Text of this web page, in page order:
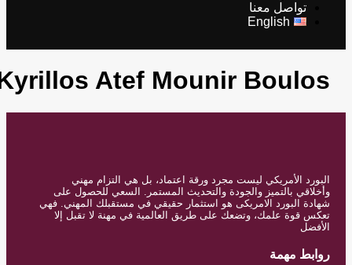
تواصل معنا
English
Kyrillos Atef Mounir Boulos
البورد الأمريكي ليست مجرد ورقة اعتماد، بل هي التزام مهني
وأخلاقي بالتميز والجودة والتحديث المستمر. السعي للحصول على
شهادة البورد الامريكى هو استثمار حقيقي في مستقبلك المهني. فهي
تعكس قوة علمك، وتضعك على طريق العالمية في مهنة لا تقبل إلا
الأفضل
روابط مهمة